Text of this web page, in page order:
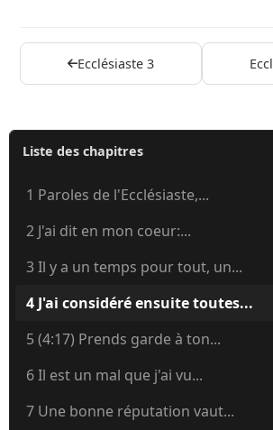
Ecclésiaste 3
Liste des chapitres
1 Paroles de l'Ecclésiaste,...
2 J'ai dit en mon coeur:...
3 Il y a un temps pour tout, un...
4 J'ai considéré ensuite toutes...
5 (4:17) Prends garde à ton...
6 Il est un mal que j'ai vu...
7 Une bonne réputation vaut...